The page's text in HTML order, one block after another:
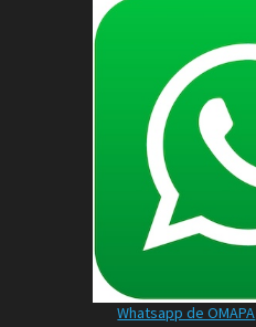
Whatsapp de OMAPA